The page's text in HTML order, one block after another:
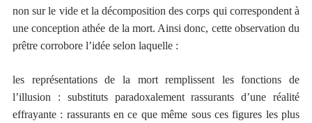
non sur le vide et la décomposition des corps qui correspondent à
une conception athée de la mort. Ainsi donc, cette observation du
prêtre corrobore l’idée selon laquelle :
les représentations de la mort remplissent les fonctions de
l’illusion : substituts paradoxalement rassurants d’une réalité
effrayante : rassurants en ce que même sous ces figures les plus